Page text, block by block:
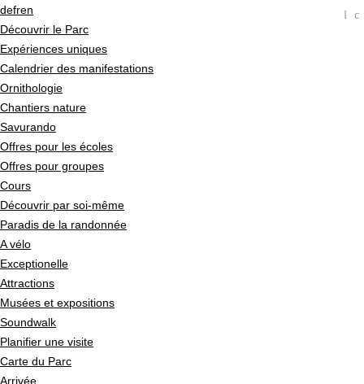
Navigieren in Pfyn-Finges
Rapide
Page d'accueil
Navigation
Contenu
Contact
Sitemap
Recherche
defren
Découvrir le Parc
Expériences uniques
Calendrier des manifestations
Ornithologie
Chantiers nature
Savurando
Offres pour les écoles
Offres pour groupes
Cours
Découvrir par soi-même
Paradis de la randonnée
A vélo
Exceptionelle
Attractions
Musées et expositions
Soundwalk
Planifier une visite
Carte du Parc
Arrivée
l c